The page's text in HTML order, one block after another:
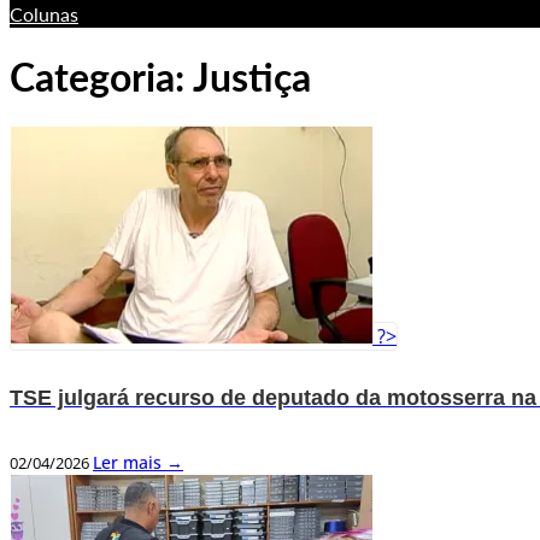
Colunas
Categoria: Justiça
?>
TSE julgará recurso de deputado da motosserra
02/04/2026 Ler mais →